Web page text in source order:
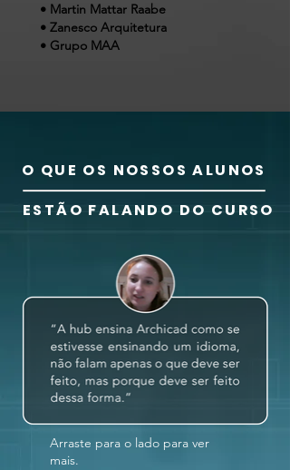
• Martin Mattar Raabe
• Zanesco Arquitetura
• Grupo MAA
O QUE OS NOSSOS ALUNOS
ESTÃO FALANDO DO CURSO
Arraste para o lado para ver
mais.